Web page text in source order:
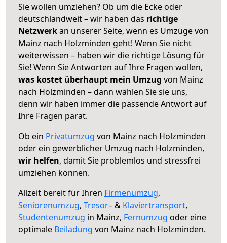
Sie wollen umziehen? Ob um die Ecke oder
deutschlandweit – wir haben das richtige
Netzwerkan unserer Seite, wenn es Umzüge von
Mainz nach Holzminden geht! Wenn Sie nicht
weiterwissen – haben wir die richtige Lösung für
Sie! Wenn Sie Antworten auf Ihre Fragen wollen,
was kostet überhaupt mein Umzug von Mainz
nach Holzminden – dann wählen Sie sie uns,
denn wir haben immer die passende Antwort auf
Ihre Fragen parat.
Ob ein Privatumzug von Mainz nach Holzminden
oder ein gewerblicher Umzug nach Holzminden,
wir helfen, damit Sie problemlos und stressfrei
umziehen können.
Allzeit bereit für Ihren Firmenumzug,
Seniorenumzug, Tresor– & Klaviertransport,
Studentenumzug in Mainz, Fernumzug oder eine
optimale Beiladung von Mainz nach Holzminden.